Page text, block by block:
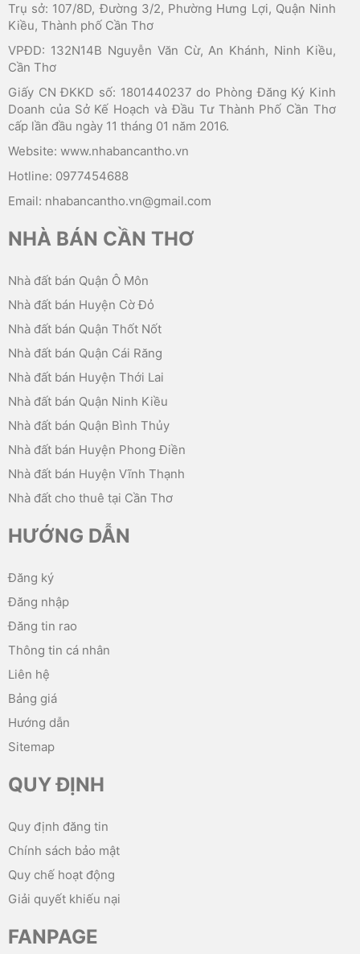
Trụ sở: 107/8D, Đường 3/2, Phường Hưng Lợi, Quận Ninh
Kiều, Thành phố Cần Thơ
VPĐD: 132N14B Nguyễn Văn Cừ, An Khánh, Ninh Kiều,
Cần Thơ
Giấy CN ĐKKD số: 1801440237 do Phòng Đăng Ký Kinh
Doanh của Sở Kế Hoạch và Đầu Tư Thành Phố Cần Thơ
cấp lần đầu ngày 11 tháng 01 năm 2016.
Website: www.nhabancantho.vn
Hotline: 0977454688
Email: nhabancantho.vn@gmail.com
NHÀ BÁN CẦN THƠ
Nhà đất bán Quận Ô Môn
Nhà đất bán Huyện Cờ Đỏ
Nhà đất bán Quận Thốt Nốt
Nhà đất bán Quận Cái Răng
Nhà đất bán Huyện Thới Lai
Nhà đất bán Quận Ninh Kiều
Nhà đất bán Quận Bình Thủy
Nhà đất bán Huyện Phong Điền
Nhà đất bán Huyện Vĩnh Thạnh
Nhà đất cho thuê tại Cần Thơ
HƯỚNG DẪN
Đăng ký
Đăng nhập
Đăng tin rao
Thông tin cá nhân
Liên hệ
Bảng giá
Hướng dẫn
Sitemap
QUY ĐỊNH
Quy định đăng tin
Chính sách bảo mật
Quy chế hoạt động
Giải quyết khiếu nại
FANPAGE